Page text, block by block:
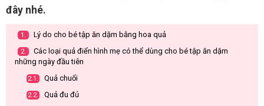
đây nhé.
1. Lý do cho bé tập ăn dặm bằng hoa quả
2.
Các loại quả điển hình mẹ có thể dùng cho bé tập ăn dặm
những ngày đầu tiên
2.1. Quả chuối
2.2. Quả đu đủ